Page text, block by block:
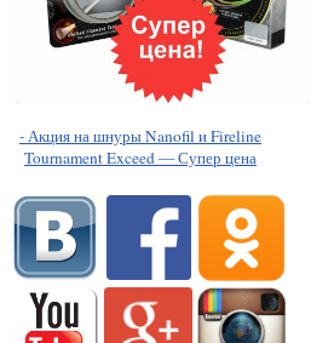
- Акция на шнуры Nanofil и Fireline
Tournament Exceed — Супер цена